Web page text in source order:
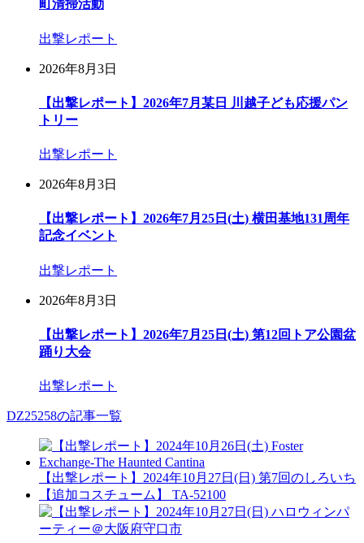
町清掃活動
出撃レポート
2026年8月3日
【出撃レポート】2026年7月某日 川越子ども応援パン
トリー
出撃レポート
2026年8月3日
【出撃レポート】2026年7月25日(土) 横田基地131周年
記念イベント
出撃レポート
2026年8月3日
【出撃レポート】2026年7月25日(土) 第12回トア公園盆
踊り大会
出撃レポート
DZ25258の記事一覧
【出撃レポート】2024年10月27日(日) 第7回のしろいち
【追加コスチューム】 TA-52100